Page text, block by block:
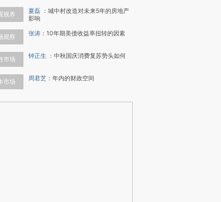
视界 夏磊 ： 城中村改造对未来5年的房地产
影响
观察 张涛 ： 10年期美债收益率扭转的因素
市场 钟正生 ： 中秋国庆消费复苏势头如何
市场 周君芝 ： 年内的财政空间